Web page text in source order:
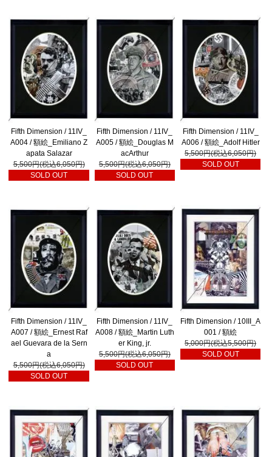
Fifth Dimension / 11IV_
A004 / 額絵_Emiliano Z
apata Salazar
5,500円(税込6,050円)
SOLD OUT
Fifth Dimension / 11IV_
A005 / 額絵_Douglas M
acArthur
5,500円(税込6,050円)
SOLD OUT
Fifth Dimension / 11IV_
A006 / 額絵_Adolf Hitler
5,500円(税込6,050円)
SOLD OUT
Fifth Dimension / 11IV_
A007 / 額絵_Ernest Raf
ael Guevara de la Sern
a
5,500円(税込6,050円)
SOLD OUT
Fifth Dimension / 11IV_
A008 / 額絵_Martin Luth
er King, jr.
5,500円(税込6,050円)
SOLD OUT
Fifth Dimension / 10III_A
001 / 額絵
5,000円(税込5,500円)
SOLD OUT